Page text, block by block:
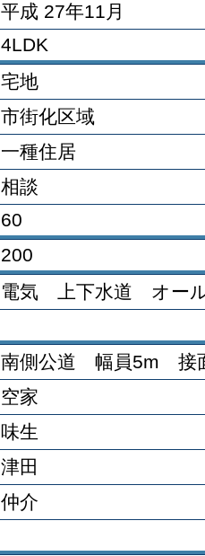
平成 27年11月
4LDK
宅地
市街化区域
一種住居
相談
60
200
電気 上下水道 オー
南側公道 幅員5m 接
空家
味生
津田
仲介